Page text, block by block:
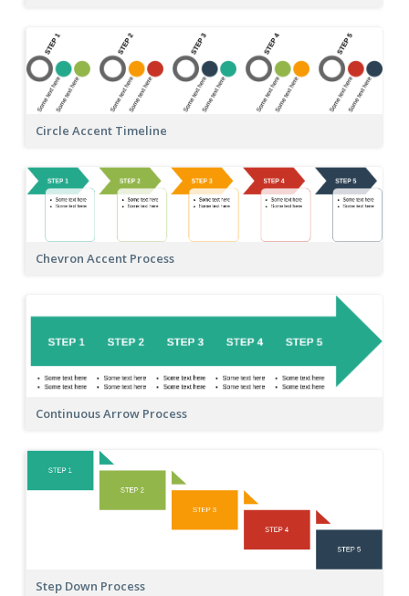
Circle Accent Timeline
Chevron Accent Process
Continuous Arrow Process
Step Down Process